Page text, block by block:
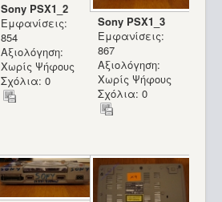
Sony PSX1_2
Εμφανίσεις:
854
Αξιολόγηση:
Χωρίς Ψήφους
Σχόλια: 0
Sony PSX1_3
Εμφανίσεις:
867
Αξιολόγηση:
Χωρίς Ψήφους
Σχόλια: 0